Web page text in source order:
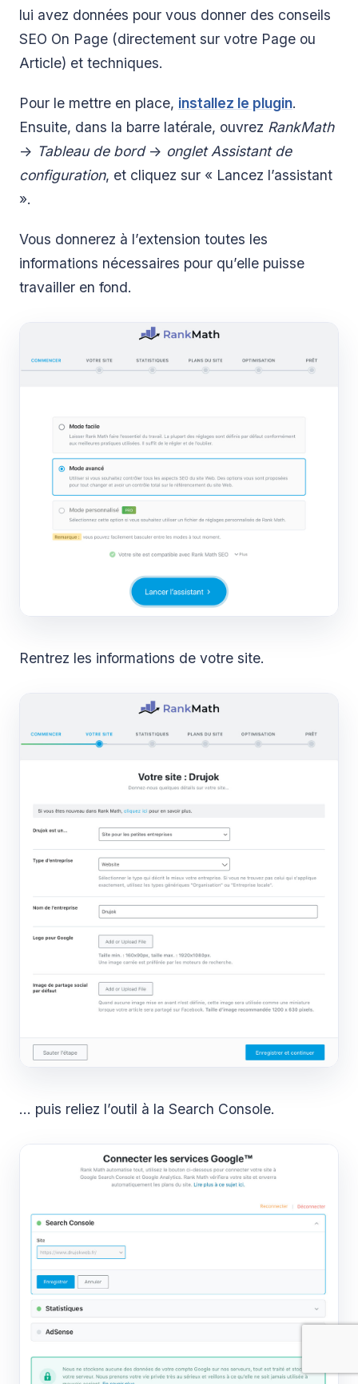
lui avez données pour vous donner des conseils
SEO On Page (directement sur votre Page ou
Article) et techniques.
Pour le mettre en place, installez le plugin.
Ensuite, dans la barre latérale, ouvrez RankMath
-> Tableau de bord-> onglet Assistant de
configuration, et cliquez sur « Lancez l’assistant
».
Vous donnerez à l’extension toutes les
informations nécessaires pour qu’elle puisse
travailler en fond.
Rentrez les informations de votre site.
… puis reliez l’outil à la Search Console.